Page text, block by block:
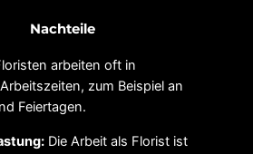
Nachteile
arbeiten oft in
zum Beispiel an
Feiertagen.
Die Arbeit als Florist ist